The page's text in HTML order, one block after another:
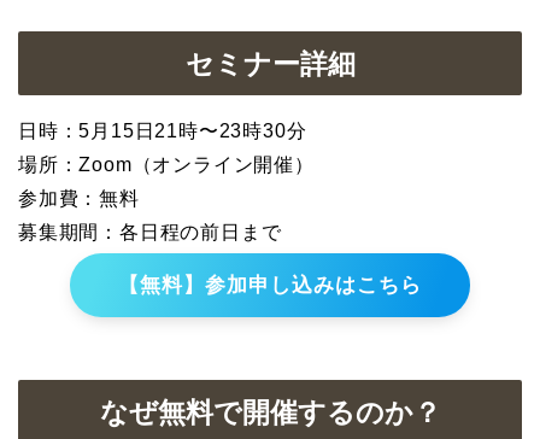
セミナー詳細
日時：5月15日21時〜23時30分
場所：Zoom（オンライン開催）
参加費：無料
募集期間：各日程の前日まで
【無料】参加申し込みはこちら
なぜ無料で開催するのか？